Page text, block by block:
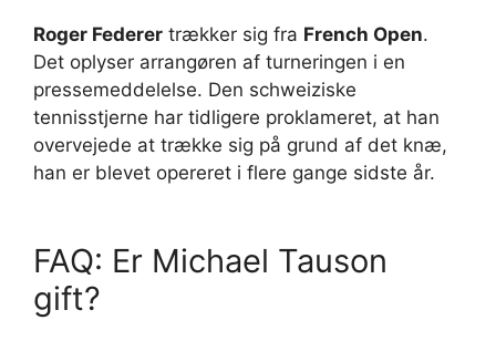
Roger Federer trækker sig fra French Open.
Det oplyser arrangøren af turneringen i en
pressemeddelelse. Den schweiziske
tennisstjerne har tidligere proklameret, at han
overvejede at trække sig på grund af det knæ,
han er blevet opereret i flere gange sidste år.
FAQ: Er Michael Tauson
gift?